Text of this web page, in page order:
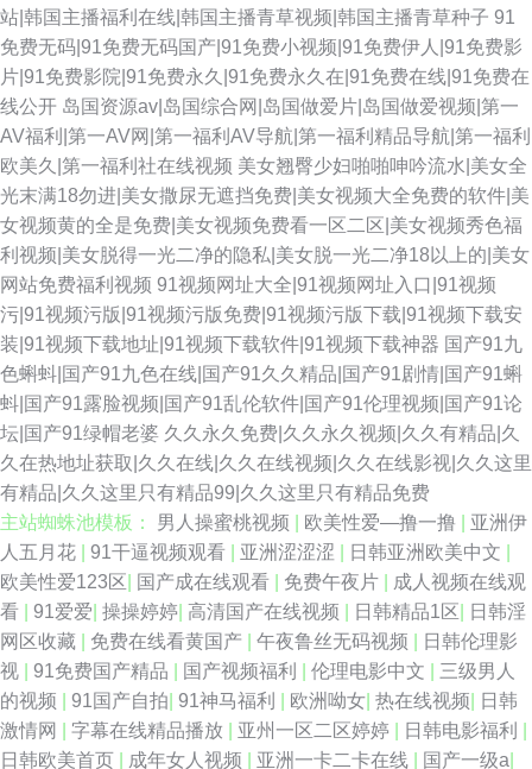
站|韩国主播福利在线|韩国主播青草视频|韩国主播青草种子 91
免费无码|91免费无码国产|91免费小视频|91免费伊人|91免费影
片|91免费影院|91免费永久|91免费永久在|91免费在线|91免费在
线公开 岛国资源av|岛国综合网|岛国做爱片|岛国做爱视频|第一
AV福利|第一AV网|第一福利AV导航|第一福利精品导航|第一福利
欧美久|第一福利社在线视频 美女翘臀少妇啪啪呻吟流水|美女全
光末满18勿进|美女撒尿无遮挡免费|美女视频大全免费的软件|美
女视频黄的全是免费|美女视频免费看一区二区|美女视频秀色福
利视频|美女脱得一光二净的隐私|美女脱一光二净18以上的|美女
网站免费福利视频 91视频网址大全|91视频网址入口|91视频
污|91视频污版|91视频污版免费|91视频污版下载|91视频下载安
装|91视频下载地址|91视频下载软件|91视频下载神器 国产91九
色蝌蚪|国产91九色在线|国产91久久精品|国产91剧情|国产91蝌
蚪|国产91露脸视频|国产91乱伦软件|国产91伦理视频|国产91论
坛|国产91绿帽老婆 久久永久免费|久久永久视频|久久有精品|久
久在热地址获取|久久在线|久久在线视频|久久在线影视|久久这里
有精品|久久这里只有精品99|久久这里只有精品免费
主站蜘蛛池模板： 男人操蜜桃视频 欧美性爱—撸一撸
亚洲伊
人五月花
91干逼视频观看 亚洲涩涩涩 日韩亚洲欧美中文
欧美性爱123区
国产成在线观看 免费午夜片
成人视频在线观
看
91爱爱 操操婷婷 高清国产在线视频 日韩精品1区
日韩淫
网区收藏
免费在线看黄国产 午夜鲁丝无码视频
日韩伦理影
视
91免费国产精品 国产视频福利 伦理电影中文
三级男人
的视频
91国产自拍 91神马福利 欧洲呦女 热在线视频
日韩
激情网
字幕在线精品播放 亚州一区二区婷婷 日韩电影福利
日韩欧美首页
成年女人视频 亚洲一卡二卡在线 国产一级a